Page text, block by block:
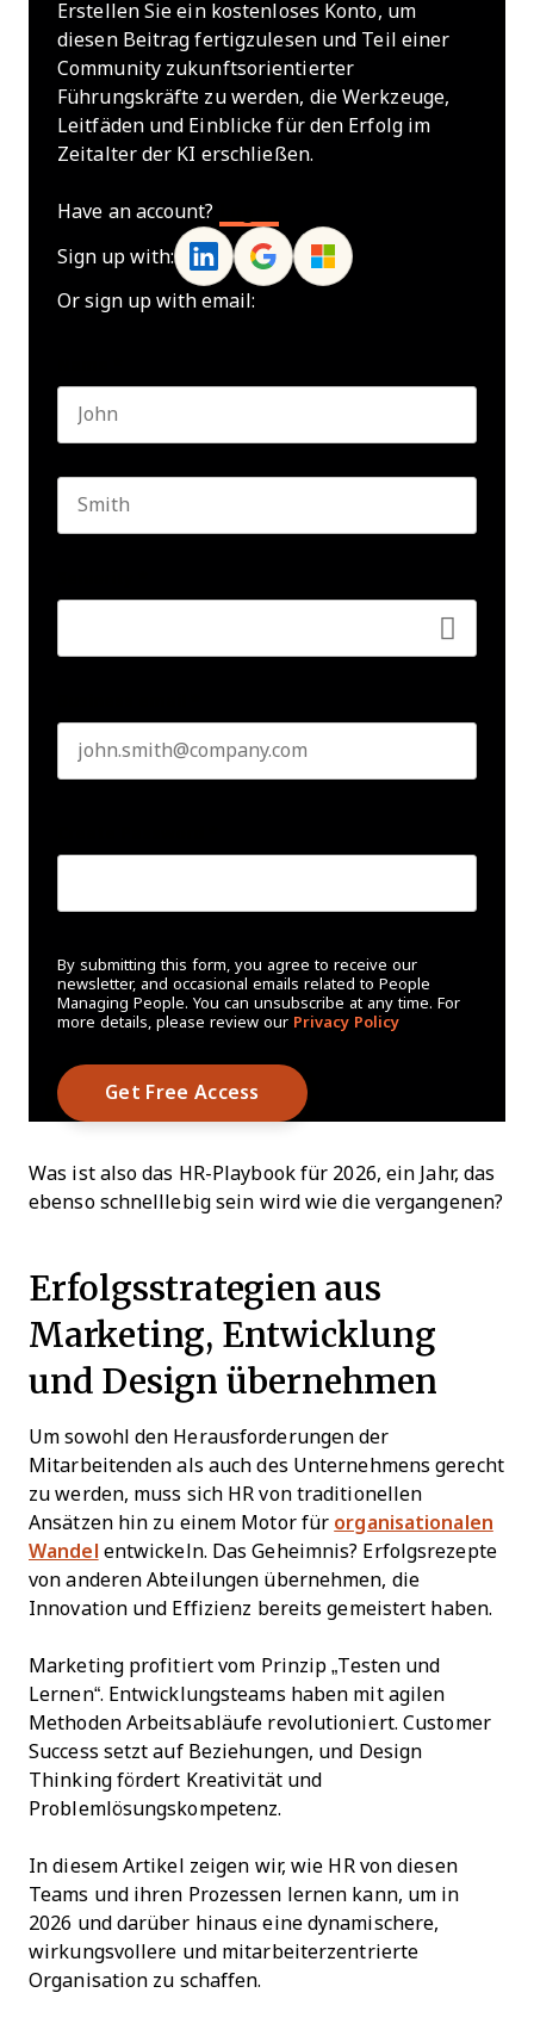
Erstellen Sie ein kostenloses Konto, um
diesen Beitrag fertigzulesen und Teil einer
Community zukunftsorientierter
Führungskräfte zu werden, die Werkzeuge,
Leitfäden und Einblicke für den Erfolg im
Zeitalter der KI erschließen.
Have an account?
Sign up with:
Or sign up with email:
By submitting this form, you agree to receive our
newsletter, and occasional emails related to People
Managing People. You can unsubscribe at any time. For
more details, please review our Privacy Policy
Was ist also das HR-Playbook für 2026, ein Jahr, das
ebenso schnelllebig sein wird wie die vergangenen?
Erfolgsstrategien aus
Marketing, Entwicklung
und Design übernehmen
Um sowohl den Herausforderungen der
Mitarbeitenden als auch des Unternehmens gerecht
zu werden, muss sich HR von traditionellen
Ansätzen hin zu einem Motor für organisationalen
Wandel entwickeln. Das Geheimnis? Erfolgsrezepte
von anderen Abteilungen übernehmen, die
Innovation und Effizienz bereits gemeistert haben.
Marketing profitiert vom Prinzip „Testen und
Lernen“. Entwicklungsteams haben mit agilen
Methoden Arbeitsabläufe revolutioniert. Customer
Success setzt auf Beziehungen, und Design
Thinking fördert Kreativität und
Problemlösungskompetenz.
In diesem Artikel zeigen wir, wie HR von diesen
Teams und ihren Prozessen lernen kann, um in
2026 und darüber hinaus eine dynamischere,
wirkungsvollere und mitarbeiterzentrierte
Organisation zu schaffen.